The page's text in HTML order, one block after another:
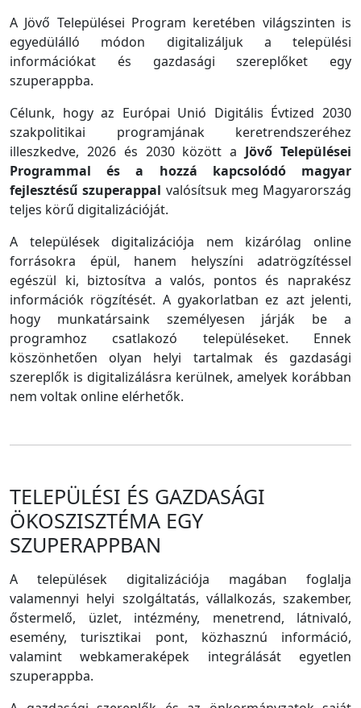
A Jövő Települései Program keretében világszinten is
egyedülálló módon digitalizáljuk a települési
információkat és gazdasági szereplőket egy
szuperappba.
Célunk, hogy az Európai Unió Digitális Évtized 2030
szakpolitikai programjának keretrendszeréhez
illeszkedve, 2026 és 2030 között a Jövő Települései
Programmal és a hozzá kapcsolódó magyar
fejlesztésű szuperappal valósítsuk meg Magyarország
teljes körű digitalizációját.
A települések digitalizációja nem kizárólag online
forrásokra épül, hanem helyszíni adatrögzítéssel
egészül ki, biztosítva a valós, pontos és naprakész
információk rögzítését. A gyakorlatban ez azt jelenti,
hogy munkatársaink személyesen járják be a
programhoz csatlakozó településeket. Ennek
köszönhetően olyan helyi tartalmak és gazdasági
szereplők is digitalizálásra kerülnek, amelyek korábban
nem voltak online elérhetők.
TELEPÜLÉSI ÉS GAZDASÁGI
ÖKOSZISZTÉMA EGY
SZUPERAPPBAN
A települések digitalizációja magában foglalja
valamennyi helyi szolgáltatás, vállalkozás, szakember,
őstermelő, üzlet, intézmény, menetrend, látnivaló,
esemény, turisztikai pont, közhasznú információ,
valamint webkameraképek integrálását egyetlen
szuperappba.